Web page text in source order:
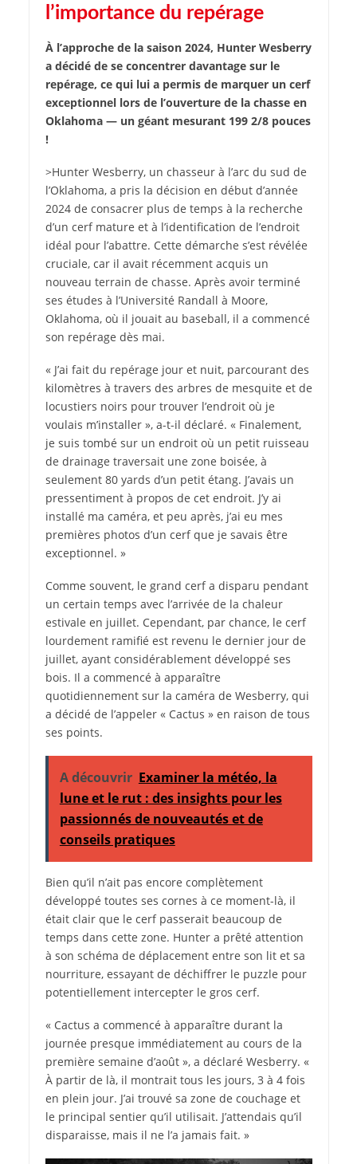
l’importance du repérage
À l’approche de la saison 2024, Hunter Wesberry
a décidé de se concentrer davantage sur le
repérage, ce qui lui a permis de marquer un cerf
exceptionnel lors de l’ouverture de la chasse en
Oklahoma — un géant mesurant 199 2/8 pouces
!
>Hunter Wesberry, un chasseur à l’arc du sud de
l’Oklahoma, a pris la décision en début d’année
2024 de consacrer plus de temps à la recherche
d’un cerf mature et à l’identification de l’endroit
idéal pour l’abattre. Cette démarche s’est révélée
cruciale, car il avait récemment acquis un
nouveau terrain de chasse. Après avoir terminé
ses études à l’Université Randall à Moore,
Oklahoma, où il jouait au baseball, il a commencé
son repérage dès mai.
« J’ai fait du repérage jour et nuit, parcourant des
kilomètres à travers des arbres de mesquite et de
locustiers noirs pour trouver l’endroit où je
voulais m’installer », a-t-il déclaré. « Finalement,
je suis tombé sur un endroit où un petit ruisseau
de drainage traversait une zone boisée, à
seulement 80 yards d’un petit étang. J’avais un
pressentiment à propos de cet endroit. J’y ai
installé ma caméra, et peu après, j’ai eu mes
premières photos d’un cerf que je savais être
exceptionnel. »
Comme souvent, le grand cerf a disparu pendant
un certain temps avec l’arrivée de la chaleur
estivale en juillet. Cependant, par chance, le cerf
lourdement ramifié est revenu le dernier jour de
juillet, ayant considérablement développé ses
bois. Il a commencé à apparaître
quotidiennement sur la caméra de Wesberry, qui
a décidé de l’appeler « Cactus » en raison de tous
ses points.
A découvrir Examiner la météo, la
lune et le rut : des insights pour les
passionnés de nouveautés et de
conseils pratiques
Bien qu’il n’ait pas encore complètement
développé toutes ses cornes à ce moment-là, il
était clair que le cerf passerait beaucoup de
temps dans cette zone. Hunter a prêté attention
à son schéma de déplacement entre son lit et sa
nourriture, essayant de déchiffrer le puzzle pour
potentiellement intercepter le gros cerf.
« Cactus a commencé à apparaître durant la
journée presque immédiatement au cours de la
première semaine d’août », a déclaré Wesberry. «
À partir de là, il montrait tous les jours, 3 à 4 fois
en plein jour. J’ai trouvé sa zone de couchage et
le principal sentier qu’il utilisait. J’attendais qu’il
disparaisse, mais il ne l’a jamais fait. »